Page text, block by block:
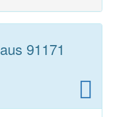
aus 91171